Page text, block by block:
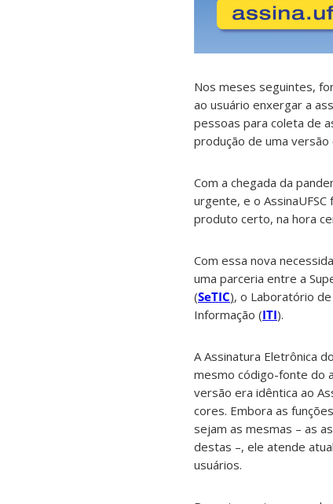
Nos meses seguintes,
ao usuário enxergar a
pessoas para coleta de
produção de uma
Com a chegada da
urgente, e o
produto certo, na hora
Com essa nova
uma parceria entre a
(SeTIC), o Laboratório
Informação (ITI).
A Assinatura Eletrônica
mesmo código-fonte do
versão era idêntica ao
cores. Embora as
sejam as mesmas – as
destas –, ele atende
usuários.